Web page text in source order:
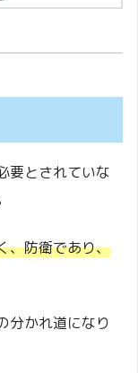
要とされていな
、防衛であり、
分かれ道になり